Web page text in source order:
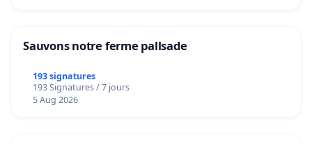
Sauvons notre ferme pallsade
193 signatures
193 Signatures / 7 jours
5 Aug 2026